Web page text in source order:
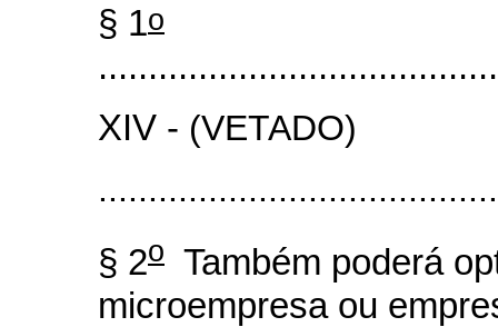
§ 1o
XIV - (VETADO)
§ 2o Também poderá
microempresa ou